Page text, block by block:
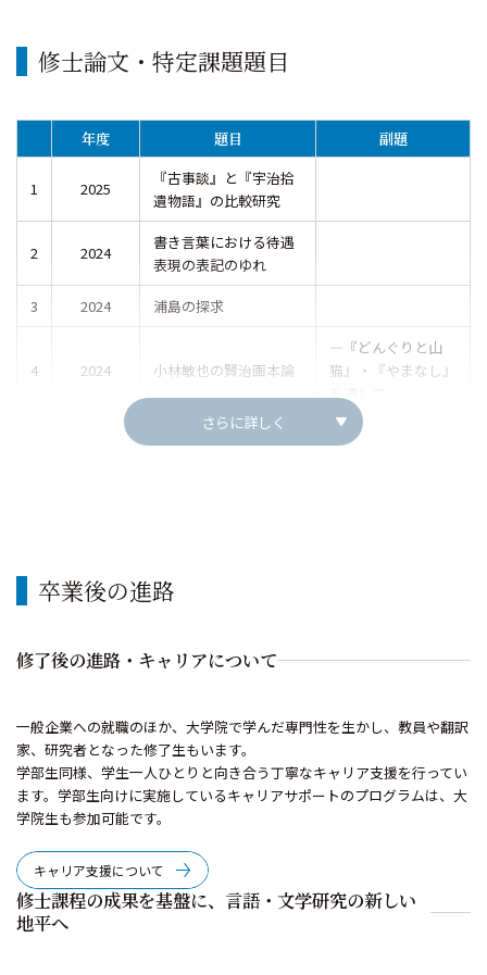
修士論文・特定課題題目
年度 題目 副題
1 2025
『古事談』と『宇治拾
遺物語』の比較研究
2 2024
書き言葉における待遇
表現の表記のゆれ
3
2024 浦島の探求
4 2024 小林敏也の賢治画本論
―『どんぐりと山
猫』・『やまなし』
を通して―
さらに詳しく
卒業後の進路
修了後の進路・キャリアについて
一般企業への就職のほか、大学院で学んだ専門性を生かし、教員や翻訳
家、研究者となった修了生もいます。
学部生同様、学生一人ひとりと向き合う丁寧なキャリア支援を行ってい
ます。学部生向けに実施しているキャリアサポートのプログラムは、大
学院生も参加可能です。
キャリア支援について
修士課程の成果を基盤に、言語・文学研究の新しい
地平へ